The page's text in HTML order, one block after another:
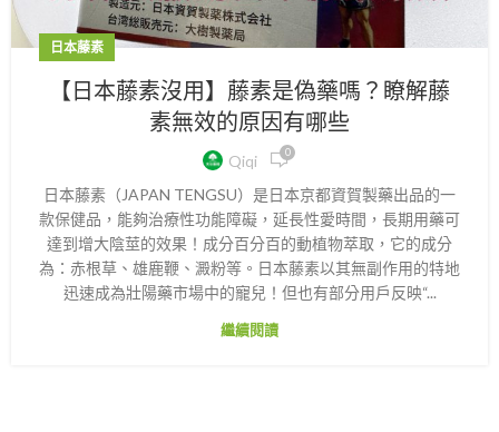
日本藤素
【日本藤素沒用】藤素是偽藥嗎？瞭解藤
素無效的原因有哪些
Qiqi 0
日本藤素（JAPAN TENGSU）是日本京都資賀製藥出品的一
款保健品，能夠治療性功能障礙，延長性愛時間，長期用藥可
達到增大陰莖的效果！成分百分百的動植物萃取，它的成分
為：赤根草、雄鹿鞭、澱粉等。日本藤素以其無副作用的特地
迅速成為壯陽藥市場中的寵兒！但也有部分用戶反映“...
繼續閱讀